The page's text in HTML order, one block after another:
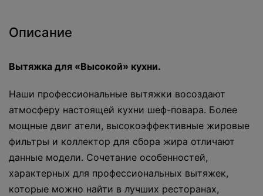
Описание
Вытяжка для «Высокой» кухни.
Наши профессиональные вытяжки восоздают
атмосферу настоящей кухни шеф-повара. Более
мощные двиг атели, высокоэффективные жировые
фильтры и коллектор для сбора жира отличают
данные модели. Сочетание особенностей,
характерных для профессиональных вытяжек,
которые можно найти в лучших ресторанах,